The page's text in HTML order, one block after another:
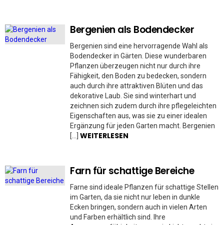
Bergenien als Bodendecker
Bergenien sind eine hervorragende Wahl als
Bodendecker in Gärten. Diese wunderbaren
Pflanzen überzeugen nicht nur durch ihre
Fähigkeit, den Boden zu bedecken, sondern
auch durch ihre attraktiven Blüten und das
dekorative Laub. Sie sind winterhart und
zeichnen sich zudem durch ihre pflegeleichten
Eigenschaften aus, was sie zu einer idealen
Ergänzung für jeden Garten macht. Bergenien
[…] WEITERLESEN
Farn für schattige Bereiche
Farne sind ideale Pflanzen für schattige Stellen
im Garten, da sie nicht nur leben in dunkle
Ecken bringen, sondern auch in vielen Arten
und Farben erhältlich sind. Ihre